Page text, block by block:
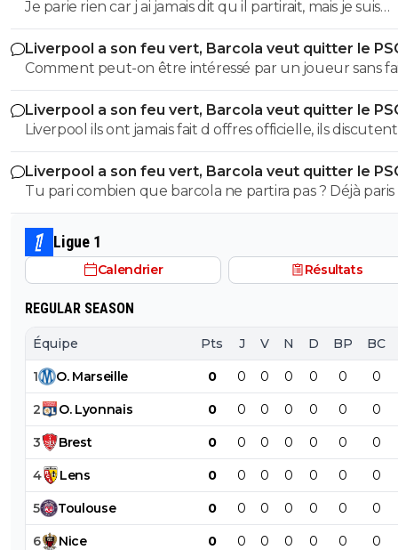
Je parie rien car j ai jamais dit qu il partirait, mais je suis
persuadé que si Liverpool met le prix autour de ce que
demande Paris ou avec des bonus, ET que le joueur a
envie de partir, ils le laisseront partir. En plus, Enrique
campos l’ont toujours dit à juste titre, si un joueur n est
impliqué du fait qu il veut partir, ils ne le retiendront
prix convient au club. Et tu parles de prix inaccessible,
on parle de Liverpool quand même.
Liverpool a son feu vert, Barcola veut quitter le
Comment peut-on être intéressé par un joueur sans
offre officielle ???
Liverpool a son feu vert, Barcola veut quitter le
Liverpool ils ont jamais fait d offres officielle, ils
barcola sans être forcément intéressé
Liverpool a son feu vert, Barcola veut quitter le
Tu pari combien que barcola ne partira pas ? Déjà
pas vendeur c'est pour cette raison qu'il on mis un prix
inaccessible
Ligue 1
Calendrier Résultats
REGULAR SEASON
Équipe Pts J V N D BP BC
1 O. Marseille 0 0 0 0 0 0 0
2 O. Lyonnais 0 0 0 0 0 0 0
3 Brest 0 0 0 0 0 0 0
4 Lens 0 0 0 0 0 0 0
5 Toulouse 0 0 0 0 0 0 0
6 Nice 0 0 0 0 0 0 0